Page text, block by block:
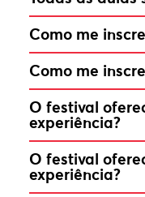
Como me
Como me
O festival
experiência?
O festival
experiência?